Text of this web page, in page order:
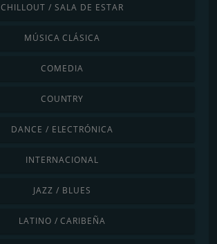
CHILLOUT / SALA DE ESTAR
MÚSICA CLÁSICA
COMEDIA
COUNTRY
DANCE / ELECTRÓNICA
INTERNACIONAL
JAZZ / BLUES
LATINO / CARIBEÑA